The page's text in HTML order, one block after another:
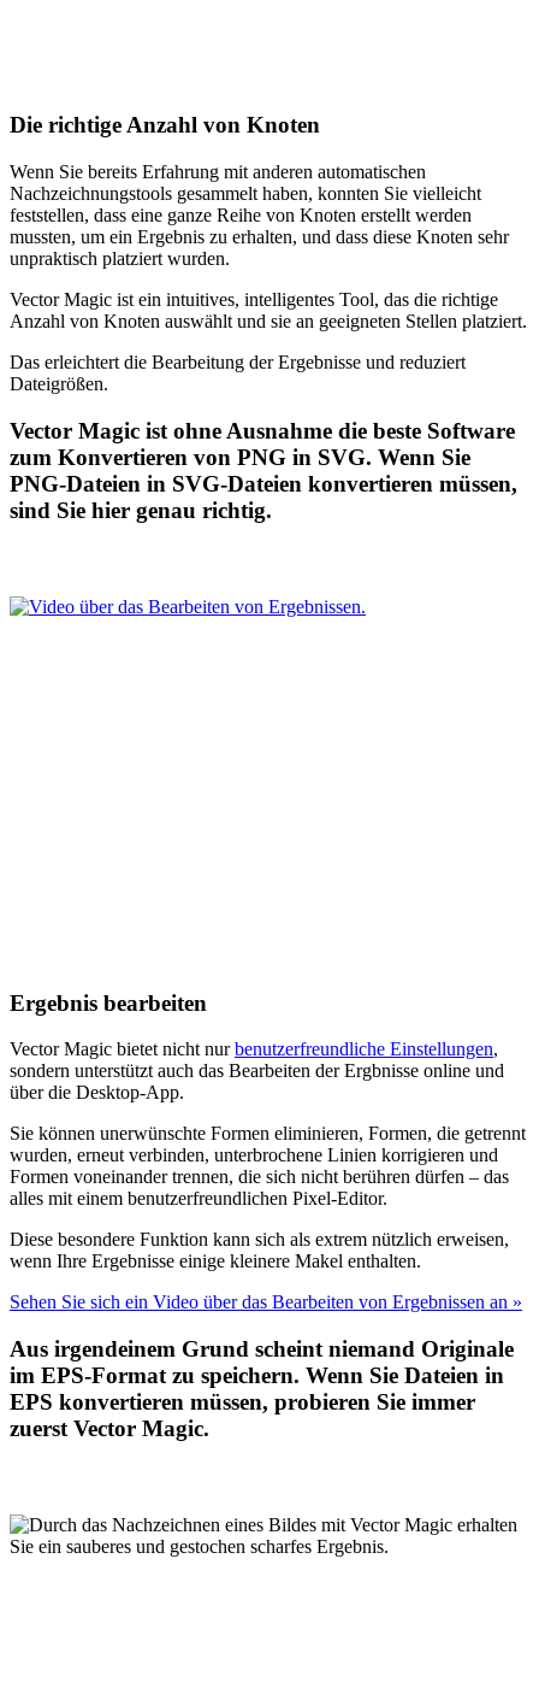
Die richtige Anzahl von Knoten
Wenn Sie bereits Erfahrung mit anderen automatischen
Nachzeichnungstools gesammelt haben, konnten Sie vielleicht
feststellen, dass eine ganze Reihe von Knoten erstellt werden
mussten, um ein Ergebnis zu erhalten, und dass diese Knoten sehr
unpraktisch platziert wurden.
Vector Magic ist ein intuitives, intelligentes Tool, das die richtige
Anzahl von Knoten auswählt und sie an geeigneten Stellen platziert.
Das erleichtert die Bearbeitung der Ergebnisse und reduziert
Dateigrößen.
Vector Magic ist ohne Ausnahme die beste Software
zum Konvertieren von PNG in SVG. Wenn Sie
PNG-Dateien in SVG-Dateien konvertieren müssen,
sind Sie hier genau richtig.
Ergebnis bearbeiten
Vector Magic bietet nicht nurbenutzerfreundliche Einstellungen,
sondern unterstützt auch das Bearbeiten der Ergbnisse online und
über die Desktop-App.
Sie können unerwünschte Formen eliminieren, Formen, die getrennt
wurden, erneut verbinden, unterbrochene Linien korrigieren und
Formen voneinander trennen, die sich nicht berühren dürfen – das
alles mit einem benutzerfreundlichen Pixel-Editor.
Diese besondere Funktion kann sich als extrem nützlich erweisen,
wenn Ihre Ergebnisse einige kleinere Makel enthalten.
Sehen Sie sich ein Video über das Bearbeiten von Ergebnissen an »
Aus irgendeinem Grund scheint niemand Originale
im EPS-Format zu speichern. Wenn Sie Dateien in
EPS konvertieren müssen, probieren Sie immer
zuerst Vector Magic.